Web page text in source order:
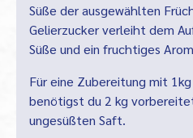
Süße der ausgewählten
Gelierzucker verleiht dem
Süße und ein fruchtiges
Für eine Zubereitung mit
benötigst du 2 kg
ungesüßten Saft.